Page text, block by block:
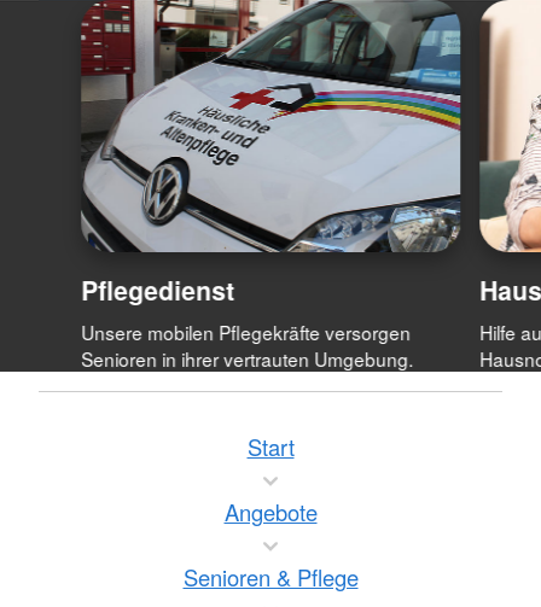
Pflegedienst
Unsere mobilen Pflegekräfte versorgen
Senioren in ihrer vertrauten Umgebung.
Hilfe
Start
Angebote
Senioren & Pflege